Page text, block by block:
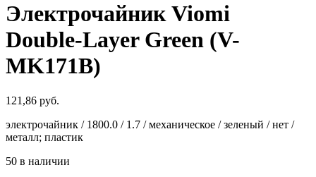
Электрочайник Viomi
Double-Layer Green (V-
MK171B)
121,86 руб.
электрочайник / 1800.0 / 1.7 / механическое / зеленый / нет /
металл; пластик
50 в наличии